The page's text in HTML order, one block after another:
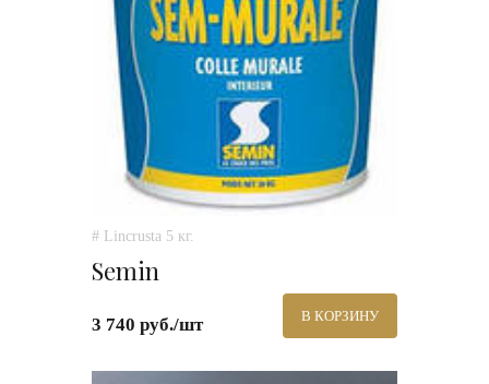
# Lincrusta 5 кг.
Semin
3 740 руб./шт В КОРЗИНУ